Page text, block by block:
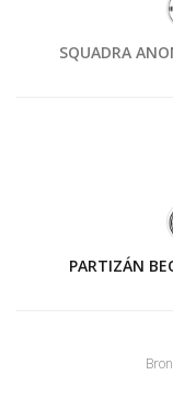
SQUADRA
PARTIZÁN